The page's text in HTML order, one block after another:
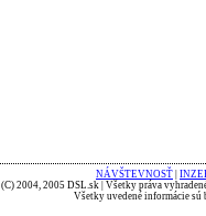
NÁVŠTEVNOSŤ
(C) 2004, 2005 DSL.sk | Všetky práva
Všetky uvedené informácie sú